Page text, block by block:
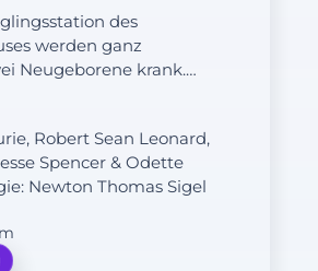
des
werden ganz
Neugeborene krank.
zunächst eine
die gleichen
befürchtet
auf der Station eine
Robert Sean Leonard,
Spencer & Odette
Newton Thomas Sigel